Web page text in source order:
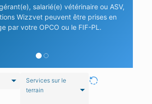
salarié(e) vétérinaire ou ASV,
Wizzvet peuvent être prises en
par votre OPCO ou le FIF-PL.
Services sur le
terrain